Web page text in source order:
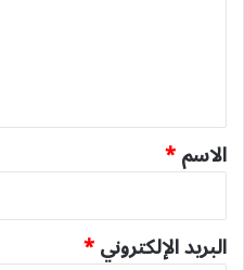
ق
*
الاسم*
البريد الإلكتروني*